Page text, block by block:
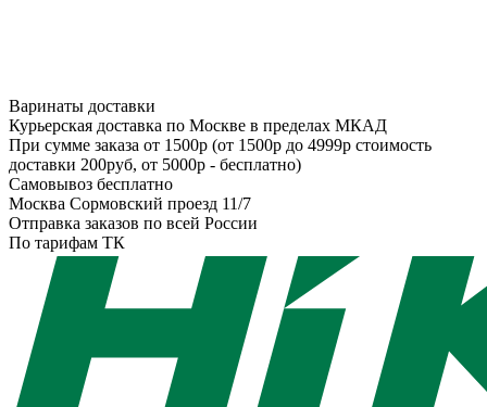
Варинаты доставки
Курьерская доставка по Москве в пределах МКАД
При сумме заказа от 1500р (от 1500р до 4999р стоимость
доставки 200руб, от 5000р - бесплатно)
Самовывоз бесплатно
Москва Сормовский проезд 11/7
Отправка заказов по всей России
По тарифам ТК